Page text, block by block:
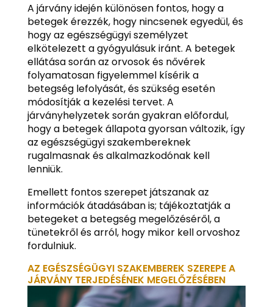
A járvány idején különösen fontos, hogy a
betegek érezzék, hogy nincsenek egyedül, és
hogy az egészségügyi személyzet
elkötelezett a gyógyulásuk iránt. A betegek
ellátása során az orvosok és nővérek
folyamatosan figyelemmel kísérik a
betegség lefolyását, és szükség esetén
módosítják a kezelési tervet. A
járványhelyzetek során gyakran előfordul,
hogy a betegek állapota gyorsan változik, így
az egészségügyi szakembereknek
rugalmasnak és alkalmazkodónak kell
lenniük.
Emellett fontos szerepet játszanak az
információk átadásában is; tájékoztatják a
betegeket a betegség megelőzéséről, a
tünetekről és arról, hogy mikor kell orvoshoz
fordulniuk.
AZ EGÉSZSÉGÜGYI SZAKEMBEREK SZEREPE A
JÁRVÁNY TERJEDÉSÉNEK MEGELŐZÉSÉBEN